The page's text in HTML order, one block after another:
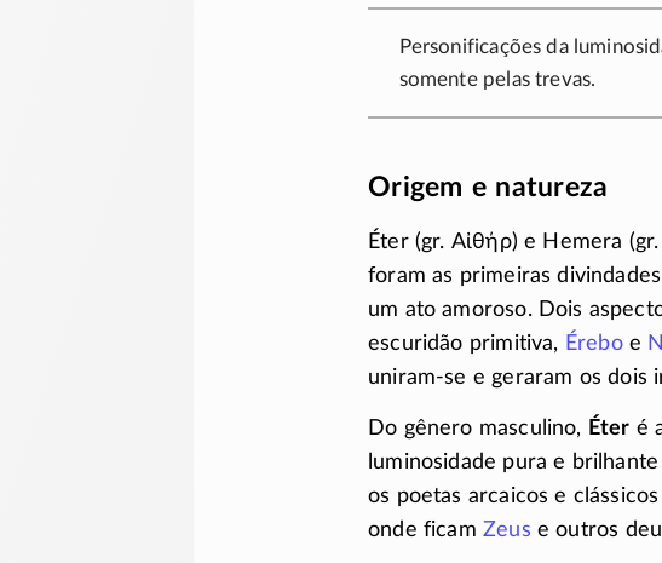
Personificações da
somente pelas trevas.
Origem e natureza
Éter (gr. Αἰθήρ) e Hemera
foram as primeiras
um ato amoroso. Dois
escuridão primitiva, Éreboe
uniram-se e geraram os dois
Do gênero masculino, Éter é
luminosidade pura e
os poetas arcaicos e
onde ficam Zeus e outros